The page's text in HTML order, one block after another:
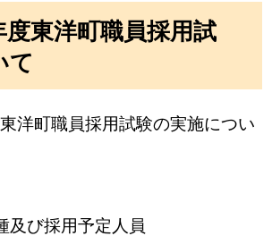
度東洋町職員採用試
て
町職員採用試験の実施につい
び採用予定人員